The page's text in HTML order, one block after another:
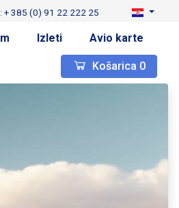
+ 385 (0) 91 22 222 25
Izleti Avio karte
Košarica 0